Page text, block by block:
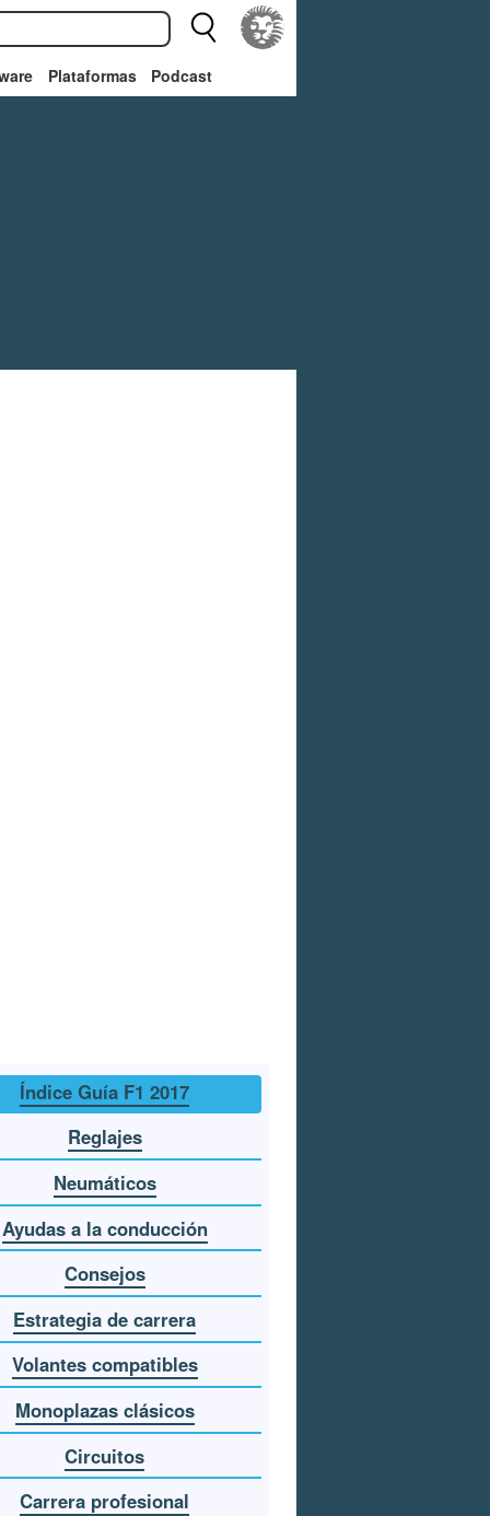
Plataformas Podcast
Índice Guía F1 2017
Reglajes
Neumáticos
Ayudas a la conducción
Consejos
Estrategia de carrera
Volantes compatibles
Monoplazas clásicos
Circuitos
Carrera profesional